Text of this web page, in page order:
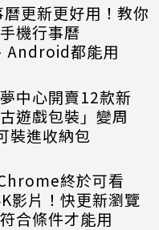
更新更好用！教你
機行事曆
Android都能用
中心開賣12款新
遊戲包裝」變周
裝進收納包
終於可看
影片！快更新瀏覽
合條件才能用